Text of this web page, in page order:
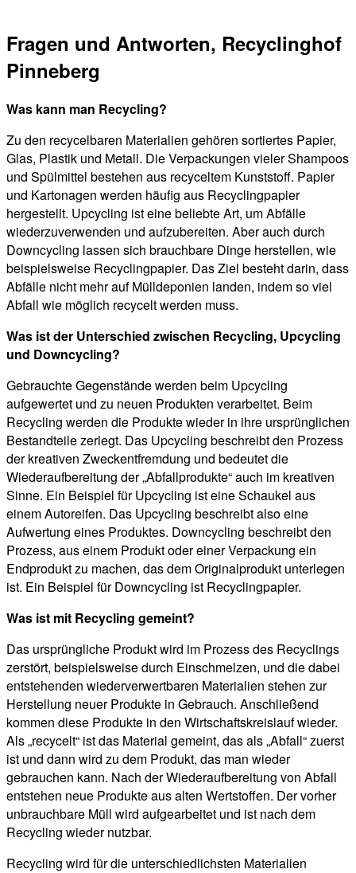
Fragen und Antworten, Recyclinghof
Pinneberg
Was kann man Recycling?
Zu den recycelbaren Materialien gehören sortiertes Papier,
Glas, Plastik und Metall. Die Verpackungen vieler Shampoos
und Spülmittel bestehen aus recyceltem Kunststoff. Papier
und Kartonagen werden häufig aus Recyclingpapier
hergestellt. Upcycling ist eine beliebte Art, um Abfälle
wiederzuverwenden und aufzubereiten. Aber auch durch
Downcycling lassen sich brauchbare Dinge herstellen, wie
beispielsweise Recyclingpapier. Das Ziel besteht darin, dass
Abfälle nicht mehr auf Mülldeponien landen, indem so viel
Abfall wie möglich recycelt werden muss.
Was ist der Unterschied zwischen Recycling, Upcycling
und Downcycling?
Gebrauchte Gegenstände werden beim Upcycling
aufgewertet und zu neuen Produkten verarbeitet. Beim
Recycling werden die Produkte wieder in ihre ursprünglichen
Bestandteile zerlegt. Das Upcycling beschreibt den Prozess
der kreativen Zweckentfremdung und bedeutet die
Wiederaufbereitung der „Abfallprodukte“ auch im kreativen
Sinne. Ein Beispiel für Upcycling ist eine Schaukel aus
einem Autoreifen. Das Upcycling beschreibt also eine
Aufwertung eines Produktes. Downcycling beschreibt den
Prozess, aus einem Produkt oder einer Verpackung ein
Endprodukt zu machen, das dem Originalprodukt unterlegen
ist. Ein Beispiel für Downcycling ist Recyclingpapier.
Was ist mit Recycling gemeint?
Das ursprüngliche Produkt wird im Prozess des Recyclings
zerstört, beispielsweise durch Einschmelzen, und die dabei
entstehenden wiederverwertbaren Materialien stehen zur
Herstellung neuer Produkte in Gebrauch. Anschließend
kommen diese Produkte in den Wirtschaftskreislauf wieder.
Als „recycelt“ ist das Material gemeint, das als „Abfall“ zuerst
ist und dann wird zu dem Produkt, das man wieder
gebrauchen kann. Nach der Wiederaufbereitung von Abfall
entstehen neue Produkte aus alten Wertstoffen. Der vorher
unbrauchbare Müll wird aufgearbeitet und ist nach dem
Recycling wieder nutzbar.
Recycling wird für die unterschiedlichsten Materialien